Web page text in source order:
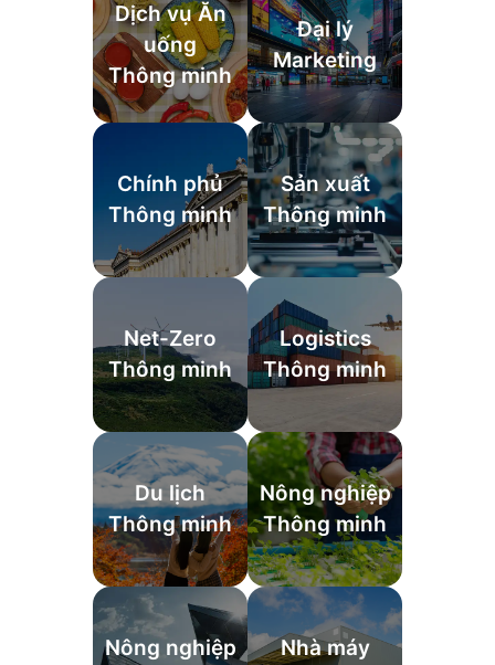
Dịch vụ Ăn
uống
Thông minh
Đại lý
Marketing
Chính phủ
Thông minh
Sản xuất
Thông minh
Net-Zero
Thông minh
Logistics
Thông minh
Du lịch
Thông minh
Nông nghiệp
Thông minh
Nông nghiệp
Nhà máy